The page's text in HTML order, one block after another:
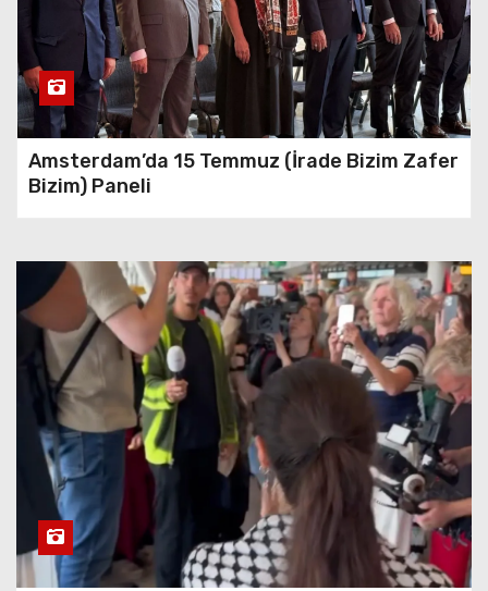
Hollanda’dan Kutsal
Topraklara Giden 814 Hacı
Dönüş Yaptı
Amsterdam’da 15 Temmuz (İrade Bizim Zafer
Bizim) Paneli